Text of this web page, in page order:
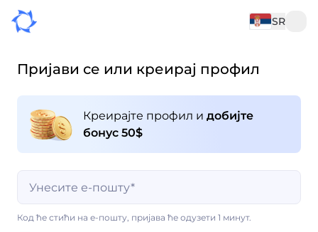
SR
Пријави се или креирај профил
Креирајте профил и добијте
бонус 50$
Код ће стићи на е-пошту, пријава ће одузети 1 минут.